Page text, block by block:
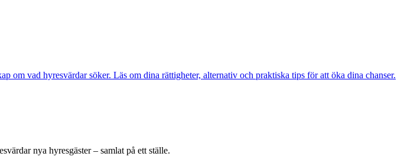
vad hyresvärdar söker. Läs om dina rättigheter, alternativ och praktiska tips för att öka dina chanser.
nya hyresgäster – samlat på ett ställe.